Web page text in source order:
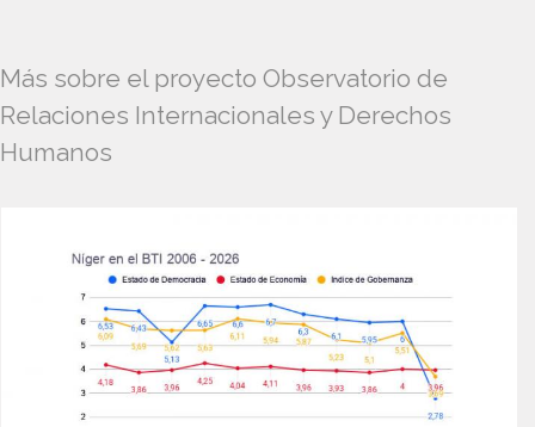
Más sobre el proyecto Observatorio de
Relaciones Internacionales y Derechos
Humanos